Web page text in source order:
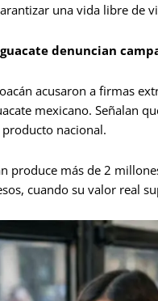
una vida libre de
denuncian
acusaron a firmas
mexicano. Señalan
nacional.
produce más de 2
cuando su valor real